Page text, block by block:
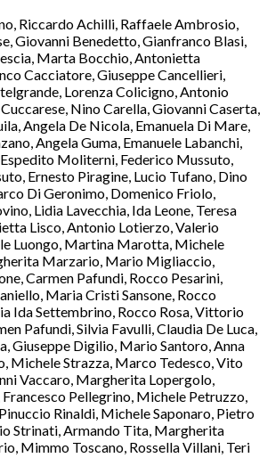
Riccardo Achilli, Raffaele Ambrosio,
Giovanni Benedetto, Gianfranco Blasi,
Marta Bocchio, Antonietta
Cacciatore, Giuseppe Cancellieri,
Lorenza Colicigno, Antonio
Nino Carella, Giovanni Caserta,
Angela De Nicola, Emanuela Di Mare,
Angela Guma, Emanuele Labanchi,
Espedito Moliterni, Federico Mussuto,
Ernesto Piragine, Lucio Tufano, Dino
Di Geronimo, Domenico Friolo,
Lidia Lavecchia, Ida Leone, Teresa
Lisco, Antonio Lotierzo, Valerio
Luongo, Martina Marotta, Michele
Marzario, Mario Migliaccio,
Carmen Pafundi, Rocco Pesarini,
Maria Cristi Sansone, Rocco
Ida Settembrino, Rocco Rosa, Vittorio
Pafundi, Silvia Favulli, Claudia De Luca,
Giuseppe Digilio, Mario Santoro, Anna
Michele Strazza, Marco Tedesco, Vito
Vaccaro, Margherita Lopergolo,
Pellegrino, Michele Petruzzo,
Rinaldi, Michele Saponaro, Pietro
Strinati, Armando Tita, Margherita
Mimmo Toscano, Rossella Villani, Teri